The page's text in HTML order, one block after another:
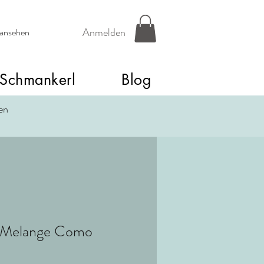
Anmelden
Schmankerl Blog
Como